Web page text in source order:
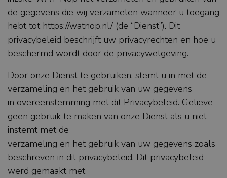
de gegevens die wij verzamelen wanneer u toegang
hebt tot https://watnop.nl/ (de “Dienst”). Dit
privacybeleid beschrijft uw privacyrechten en hoe u
beschermd wordt door de privacywetgeving.
Door onze Dienst te gebruiken, stemt u in met de
verzameling en het gebruik van uw gegevens
in overeenstemming met dit Privacybeleid. Gelieve
geen gebruik te maken van onze Dienst als u niet
instemt met de
verzameling en het gebruik van uw gegevens zoals
beschreven in dit privacybeleid. Dit privacybeleid
werd gemaakt met